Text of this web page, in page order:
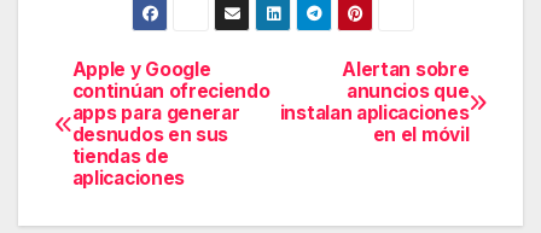
Navegación
de
entradas
Alertan sobre
anuncios que
instalan aplicaciones
en el móvil
Apple y Google
continúan ofreciendo
apps para generar
desnudos en sus
tiendas de
aplicaciones